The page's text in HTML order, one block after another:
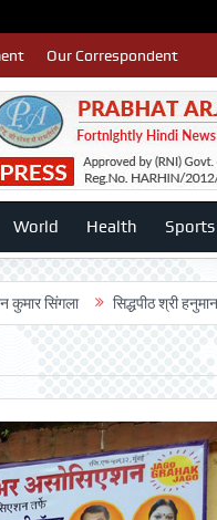
Our Correspondent
World Health Sports
सिद्धपीठ श्री हनुमान मंदिर का